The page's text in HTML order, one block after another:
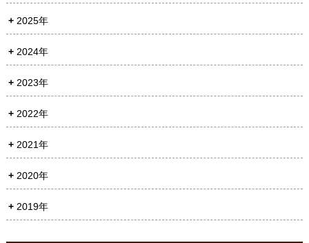
2025年
2024年
2023年
2022年
2021年
2020年
2019年